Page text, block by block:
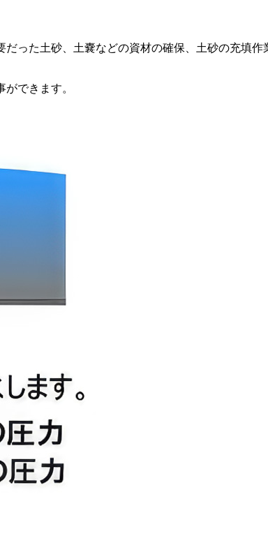
った土砂、土嚢などの資材の確保、土砂の充填
できます。